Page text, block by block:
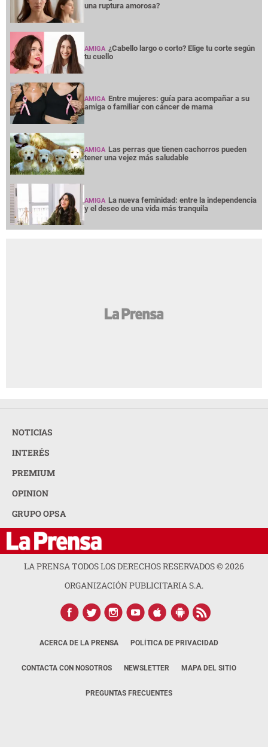
una ruptura amorosa?
AMIGA ¿Cabello largo o corto? Elige tu corte según
tu cuello
AMIGA Entre mujeres: guía para acompañar a su
amiga o familiar con cáncer de mama
AMIGA Las perras que tienen cachorros pueden
tener una vejez más saludable
AMIGA La nueva feminidad: entre la independencia
y el deseo de una vida más tranquila
NOTICIAS
INTERÉS
PREMIUM
OPINION
GRUPO OPSA
LA PRENSA TODOS LOS DERECHOS RESERVADOS ©2026
ORGANIZACIÓN PUBLICITARIA S.A.
ACERCA DE LA PRENSA POLÍTICA DE PRIVACIDAD
CONTACTA CON NOSOTROS NEWSLETTER MAPA DEL SITIO
PREGUNTAS FRECUENTES